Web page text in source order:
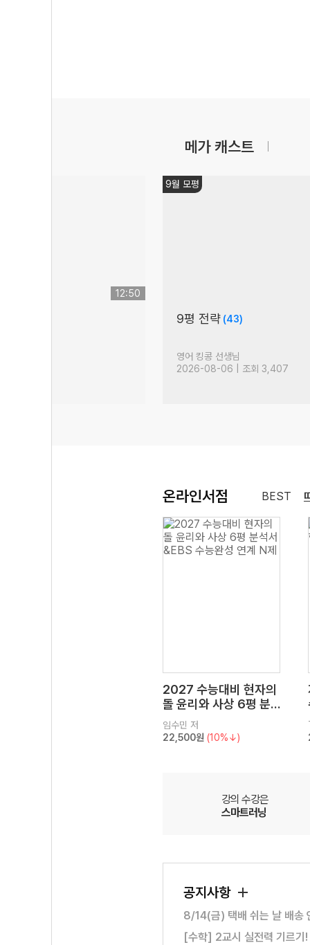
메가 캐스트
12:50
9월 모평
9평 전략 (43)
영어 킹콩 선생님
2026-08-06 | 조회 3,407
온라인서점 BEST
2027 수능대비 현자의
돌 윤리와 사상 6평 분
석서&EBS 수능완성 연
계 N제
임수민 저
22,500원 (10%↓)
강의 수강은
스마트러닝
공지사항
8/14(금) 택배 쉬는 날 배송
[수학] 2교시 실전력 기르기